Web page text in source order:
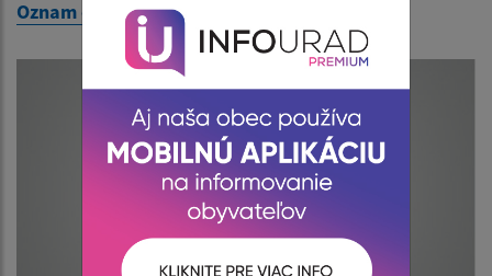
Oznam o uložení zásielky pán Tóth Marek